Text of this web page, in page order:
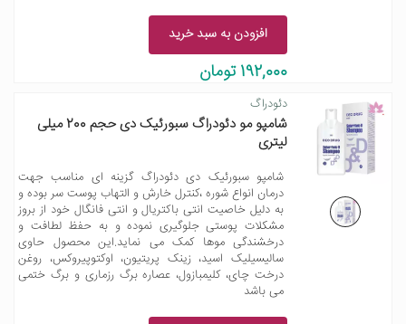
افزودن به سبد خرید
192,000 تومان
دئودراگ
شامپو مو دئودراگ سبورئیک دی حجم 200 میلی
لیتری
شامپو سبورئیک دی دئودراگ گزینه ای مناسب جهت
درمان انواع شوره ،کنترل خارش و التهاب پوست سر بوده و
به دلیل خاصیت انتی باکتریال و انتی فانگال خود از بروز
مشکلات پوستی جلوگیری نموده و به حفظ لطافت و
درخشندگی موها کمک می نماید.این محصول حاوی
سالیسیلیک اسید، زینک پریتیون، اوکتوپیروکس، روغن
درخت چای، کلیمبازول، عصاره برگ رزماری و برگ ختمی
می باشد